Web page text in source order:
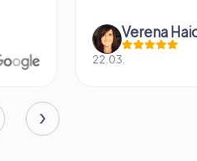
22.03.